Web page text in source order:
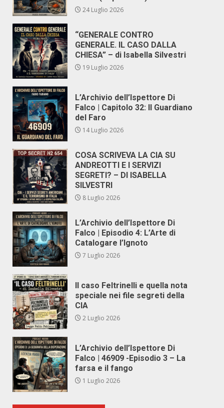
24 Luglio 2026
“GENERALE CONTRO
GENERALE. IL CASO DALLA
CHIESA” – di Isabella Silvestri
19 Luglio 2026
L’Archivio dell’Ispettore Di
Falco | Capitolo 32: Il Guardiano
del Faro
14 Luglio 2026
COSA SCRIVEVA LA CIA SU
ANDREOTTI E I SERVIZI
SEGRETI? – DI ISABELLA
SILVESTRI
8 Luglio 2026
L’Archivio dell’Ispettore Di
Falco | Episodio 4: L’Arte di
Catalogare l’Ignoto
7 Luglio 2026
Il caso Feltrinelli e quella nota
speciale nei file segreti della
CIA
2 Luglio 2026
L’Archivio dell’Ispettore Di
Falco | 46909 -Episodio 3 – La
farsa e il fango
1 Luglio 2026